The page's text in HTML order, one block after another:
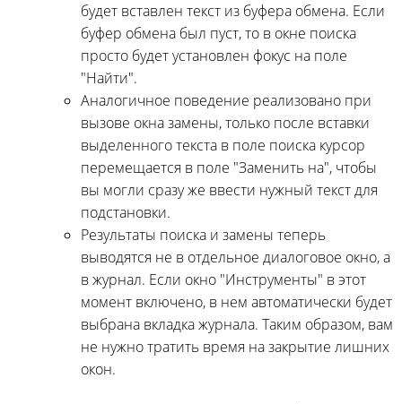
будет вставлен текст из буфера обмена. Если
буфер обмена был пуст, то в окне поиска
просто будет установлен фокус на поле
"Найти".
Аналогичное поведение реализовано при
вызове окна замены, только после вставки
выделенного текста в поле поиска курсор
перемещается в поле "Заменить на", чтобы
вы могли сразу же ввести нужный текст для
подстановки.
Результаты поиска и замены теперь
выводятся не в отдельное диалоговое окно, а
в журнал. Если окно "Инструменты" в этот
момент включено, в нем автоматически будет
выбрана вкладка журнала. Таким образом, вам
не нужно тратить время на закрытие лишних
окон.